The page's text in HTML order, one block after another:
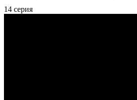
14 серия